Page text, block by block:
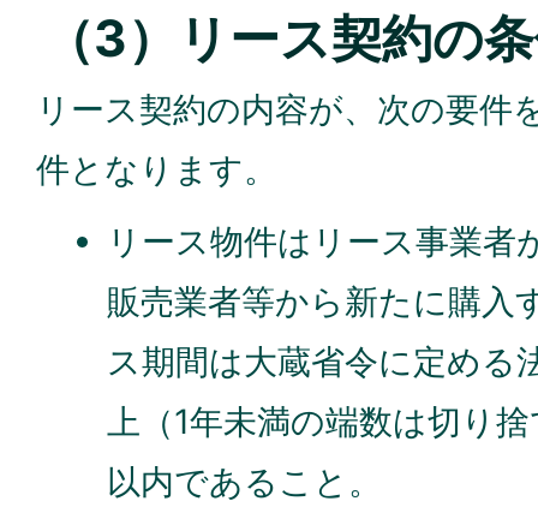
（3）リース契約の
リース契約の内容が、次の要件
件となります。
リース物件はリース事業者
販売業者等から新たに購入
ス期間は大蔵省令に定める
上（1年未満の端数は切り
以内であること。